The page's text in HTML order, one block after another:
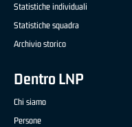
Statistiche individuali
Statistiche squadra
Archivio storico
Dentro LNP
Chi siamo
Persone